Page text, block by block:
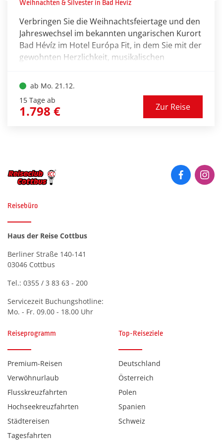
Fiaker vor der Hofburg in Wien
Weihnachten & Silvester in Bad Heviz
Verbringen Sie die Weihnachtsfeiertage und den
Jahreswechsel im bekannten ungarischen Kurort
Bad Hévíz im Hotel Európa Fit, in dem Sie mit der
gewohnten Herzlichkeit, musikalischen
verwöhnt werden. Entspannen Sie am größten
natürlichen Thermalsee der Welt, dessen
Temperatur selbst im Winter nicht unter 25° C
fällt, und vergessen Sie Ihren Alltagstress.
ab Mo. 21.12.
15 Tage ab
1.798 € Zur Reise
Reisebüro
Haus der Reise Cottbus
Berliner Straße 140-141
03046 Cottbus
Tel.: 0355 / 3 83 63 - 200
Servicezeit Buchungshotline:
Mo. - Fr. 09.00 - 18.00 Uhr
Reiseprogramm
Premium-Reisen
Verwöhnurlaub
Flusskreuzfahrten
Hochseekreuzfahrten
Städtereisen
Tagesfahrten
Top-Reiseziele
Deutschland
Österreich
Polen
Spanien
Schweiz